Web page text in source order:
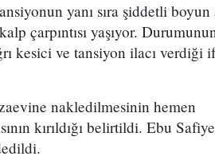
yanı sıra şiddetli boyun
çarpıntısı yaşıyor.
kesici ve tansiyon ilacı verdiği
nakledilmesinin hemen
kırıldığı belirtildi. Ebu